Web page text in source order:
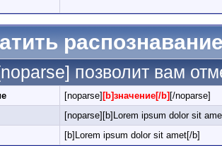
позволит вам
[noparse] [b]значение[/b] [/noparse]
[noparse][b]Lorem ipsum dolor sit
[b]Lorem ipsum dolor sit amet[/b]